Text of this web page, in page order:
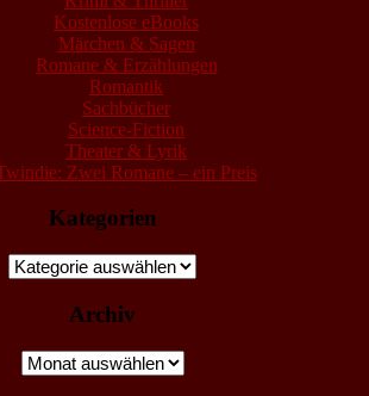
Kostenlose eBooks
Märchen & Sagen
Romane & Erzählungen
Romantik
Sachbücher
Science-Fiction
Theater & Lyrik
Zwei Romane – ein Preis
Kategorien
Kategorien
Archiv
Archiv